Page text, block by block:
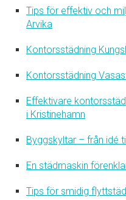
Tips för effektiv och
Arvika
Kontorsstädning
Kontorsstädning
Effektivare
i Kristinehamn
Byggskyltar – från idé
En städmaskin
Tips för smidig